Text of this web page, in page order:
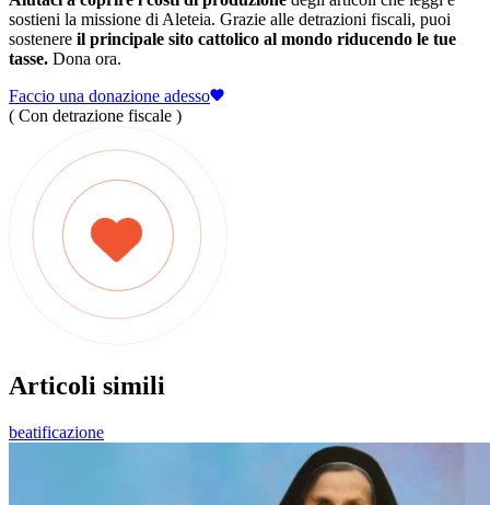
sostieni la missione di Aleteia. Grazie alle detrazioni fiscali, puoi
sostenere il principale sito cattolico al mondo riducendo le tue
tasse. Dona ora.
Faccio una donazione adesso
( Con detrazione fiscale )
Articoli simili
beatificazione